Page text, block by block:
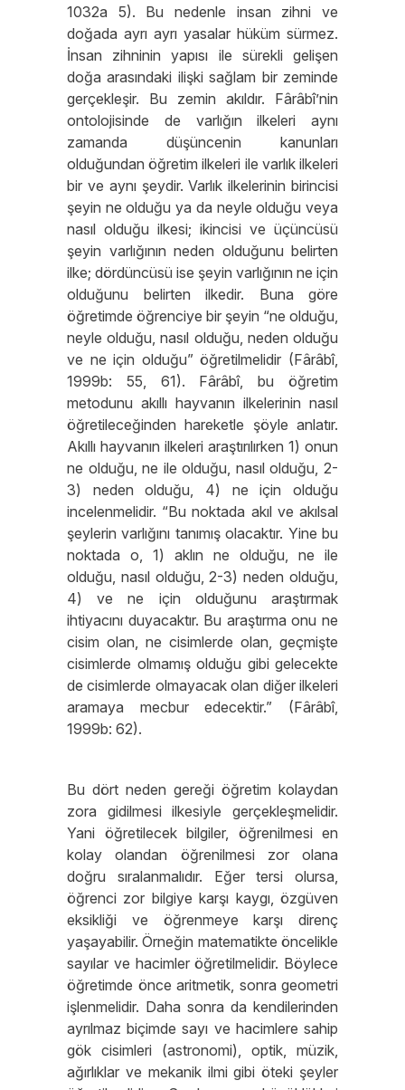
1032a 5). Bu nedenle insan zihni ve
doğada ayrı ayrı yasalar hüküm sürmez.
İnsan zihninin yapısı ile sürekli gelişen
doğa arasındaki ilişki sağlam bir zeminde
gerçekleşir. Bu zemin akıldır. Fârâbî’nin
ontolojisinde de varlığın ilkeleri aynı
zamanda düşüncenin kanunları
olduğundan öğretim ilkeleri ile varlık ilkeleri
bir ve aynı şeydir. Varlık ilkelerinin birincisi
şeyin ne olduğu ya da neyle olduğu veya
nasıl olduğu ilkesi; ikincisi ve üçüncüsü
şeyin varlığının neden olduğunu belirten
ilke; dördüncüsü ise şeyin varlığının ne için
olduğunu belirten ilkedir. Buna göre
öğretimde öğrenciye bir şeyin “ne olduğu,
neyle olduğu, nasıl olduğu, neden olduğu
ve ne için olduğu” öğretilmelidir (Fârâbî,
1999b: 55, 61). Fârâbî, bu öğretim
metodunu akıllı hayvanın ilkelerinin nasıl
öğretileceğinden hareketle şöyle anlatır.
Akıllı hayvanın ilkeleri araştırılırken 1) onun
ne olduğu, ne ile olduğu, nasıl olduğu, 2-
3) neden olduğu, 4) ne için olduğu
incelenmelidir. “Bu noktada akıl ve akılsal
şeylerin varlığını tanımış olacaktır. Yine bu
noktada o, 1) aklın ne olduğu, ne ile
olduğu, nasıl olduğu, 2-3) neden olduğu,
4) ve ne için olduğunu araştırmak
ihtiyacını duyacaktır. Bu araştırma onu ne
cisim olan, ne cisimlerde olan, geçmişte
cisimlerde olmamış olduğu gibi gelecekte
de cisimlerde olmayacak olan diğer ilkeleri
aramaya mecbur edecektir.” (Fârâbî,
1999b: 62).
Bu dört neden gereği öğretim kolaydan
zora gidilmesi ilkesiyle gerçekleşmelidir.
Yani öğretilecek bilgiler, öğrenilmesi en
kolay olandan öğrenilmesi zor olana
doğru sıralanmalıdır. Eğer tersi olursa,
öğrenci zor bilgiye karşı kaygı, özgüven
eksikliği ve öğrenmeye karşı direnç
yaşayabilir. Örneğin matematikte öncelikle
sayılar ve hacimler öğretilmelidir. Böylece
öğretimde önce aritmetik, sonra geometri
işlenmelidir. Daha sonra da kendilerinden
ayrılmaz biçimde sayı ve hacimlere sahip
gök cisimleri (astronomi), optik, müzik,
ağırlıklar ve mekanik ilmi gibi öteki şeyler